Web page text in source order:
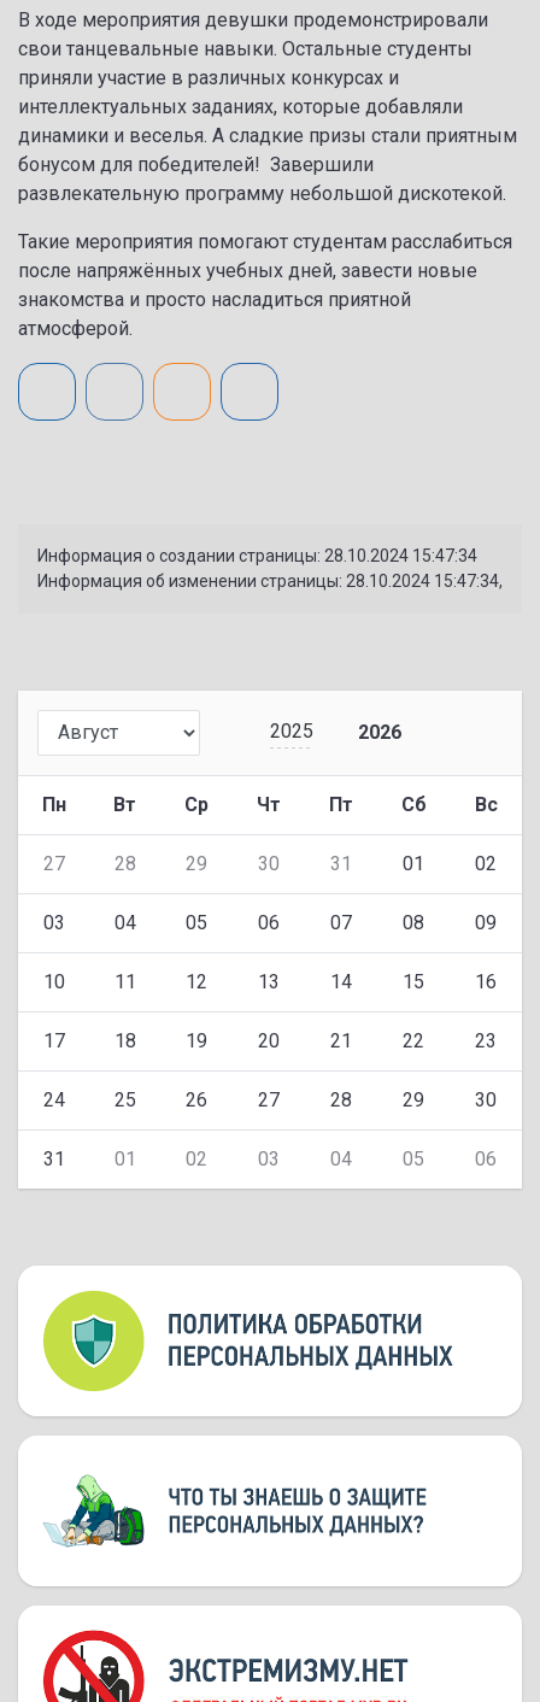
2025 2026
Пн Вт Ср Чт Пт Сб Вс
27 28 29 30 31 01 02
03 04 05 06 07 08 09
10 11 12 13 14 15 16
17 18 19 20 21 22 23
24 25 26 27 28 29 30
31 01 02 03 04 05 06
В ходе мероприятия девушки продемонстрировали
свои танцевальные навыки. Остальные студенты
приняли участие в различных конкурсах и
интеллектуальных заданиях, которые добавляли
динамики и веселья. А сладкие призы стали приятным
бонусом для победителей! Завершили
развлекательную программу небольшой дискотекой.
Такие мероприятия помогают студентам расслабиться
после напряжённых учебных дней, завести новые
знакомства и просто насладиться приятной
атмосферой.
Информация о создании страницы: 28.10.2024 15:47:34
Информация об изменении страницы: 28.10.2024 15:47:34,